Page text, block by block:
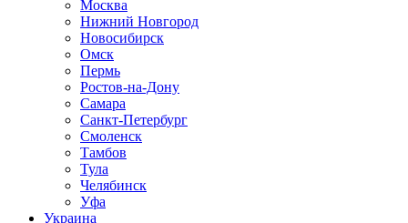
Москва
Нижний Новгород
Новосибирск
Омск
Пермь
Ростов-на-Дону
Самара
Санкт-Петербург
Смоленск
Тамбов
Тула
Челябинск
Уфа
Украина